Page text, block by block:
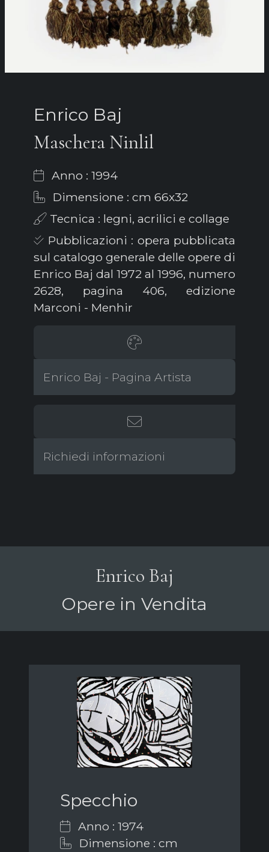
Enrico Baj
Maschera Ninlil
Anno : 1994
Dimensione : cm 66x32
Tecnica : legni, acrilici e collage
Pubblicazioni : opera pubblicata
sul catalogo generale delle opere di
Enrico Baj dal 1972 al 1996, numero
2628, pagina 406, edizione
Marconi - Menhir
Enrico Baj - Pagina Artista
Richiedi informazioni
Enrico Baj
Opere in Vendita
Specchio
Anno : 1974
Dimensione : cm